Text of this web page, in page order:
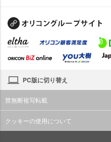
PC版に切り替え
禁無断複写転載
クッキーの使用について